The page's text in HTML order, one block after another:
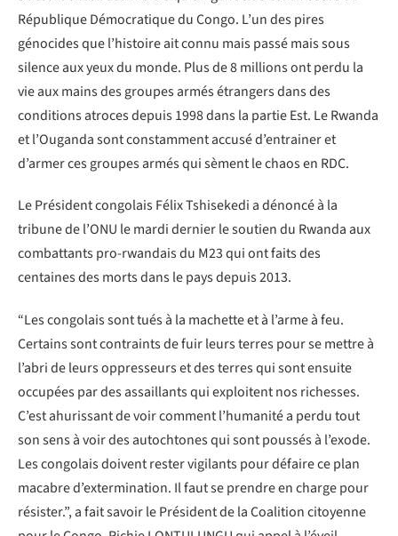
République Démocratique du Congo. L’un des pires
génocides que l’histoire ait connu mais passé mais sous
silence aux yeux du monde. Plus de 8 millions ont perdu la
vie aux mains des groupes armés étrangers dans des
conditions atroces depuis 1998 dans la partie Est. Le Rwanda
et l’Ouganda sont constamment accusé d’entrainer et
d’armer ces groupes armés qui sèment le chaos en RDC.
Le Président congolais Félix Tshisekedi a dénoncé à la
tribune de l’ONU le mardi dernier le soutien du Rwanda aux
combattants pro-rwandais du M23 qui ont faits des
centaines des morts dans le pays depuis 2013.
“Les congolais sont tués à la machette et à l’arme à feu.
Certains sont contraints de fuir leurs terres pour se mettre à
l’abri de leurs oppresseurs et des terres qui sont ensuite
occupées par des assaillants qui exploitent nos richesses.
C’est ahurissant de voir comment l’humanité a perdu tout
son sens à voir des autochtones qui sont poussés à l’exode.
Les congolais doivent rester vigilants pour défaire ce plan
macabre d’extermination. Il faut se prendre en charge pour
résister.”, a fait savoir le Président de la Coalition citoyenne